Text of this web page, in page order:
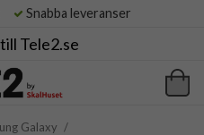
Snabba leveranser
Tele2.se
Galaxy /